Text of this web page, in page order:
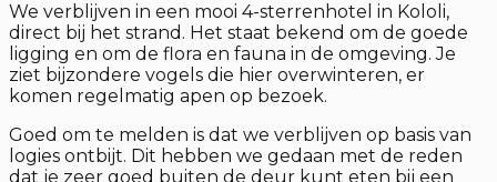
We verblijven in een mooi 4-sterrenhotel in Kololi,
direct bij het strand. Het staat bekend om de goede
ligging en om de flora en fauna in de omgeving. Je
ziet bijzondere vogels die hier overwinteren, er
komen regelmatig apen op bezoek.
Goed om te melden is dat we verblijven op basis van
logies ontbijt. Dit hebben we gedaan met de reden
dat je zeer goed buiten de deur kunt eten bij een